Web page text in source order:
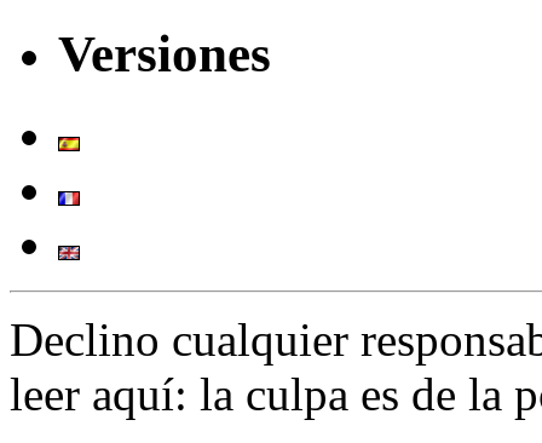
Versiones
Declino cualquier
leer aquí: la culpa es de la